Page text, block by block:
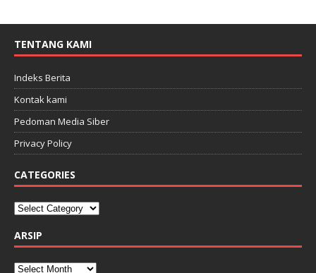
TENTANG KAMI
Indeks Berita
Kontak kami
Pedoman Media Siber
Privacy Policy
CATEGORIES
ARSIP